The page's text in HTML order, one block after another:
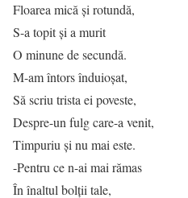
Floarea mică și rotundă,
S-a topit și a murit
O minune de secundă.
M-am întors înduioșat,
Să scriu trista ei poveste,
Despre-un fulg care-a venit,
Timpuriu și nu mai este.
-Pentru ce n-ai mai rămas
În înaltul bolţii tale,